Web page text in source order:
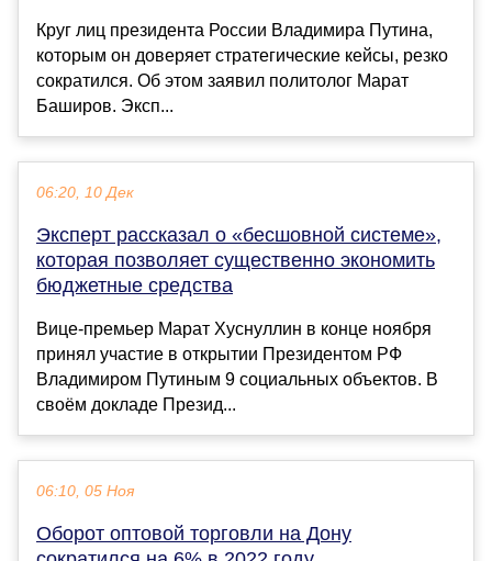
Круг лиц президента России Владимира Путина,
которым он доверяет стратегические кейсы, резко
сократился. Об этом заявил политолог Марат
Баширов. Эксп...
06:20, 10 Дек
Эксперт рассказал о «бесшовной системе»,
которая позволяет существенно экономить
бюджетные средства
Вице-премьер Марат Хуснуллин в конце ноября
принял участие в открытии Президентом РФ
Владимиром Путиным 9 социальных объектов. В
своём докладе Презид...
06:10, 05 Ноя
Оборот оптовой торговли на Дону